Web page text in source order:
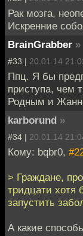
Рак мозга,
Искренние
BrainGrabber »
#33 | 20.01.14
Ппц. Я бы
приступа, чем
Родным и
karborund »
#34 | 20.01.14
Кому: bqbr0,
> Граждане,
тридцати
запустить
А какие